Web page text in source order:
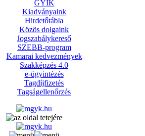
GYIK
Kiadványaink
Hirdetőtábla
Közös dolgaink
Jogszabálykereső
SZEBB-program
Kamarai kedvezmények
Szakképzés 4.0
e-ügyintézés
Tagdíjfizetés
Tagságellenőrzés